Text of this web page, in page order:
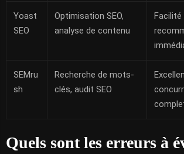
Yoast
SEO
Optimisation SEO,
analyse de contenu
Facilité
SEMru
sh
Recherche de mots-
clés, audit SEO
Quels sont les erreurs à